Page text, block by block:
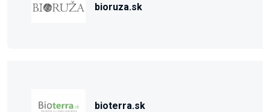
bioruza.sk
bioterra.sk